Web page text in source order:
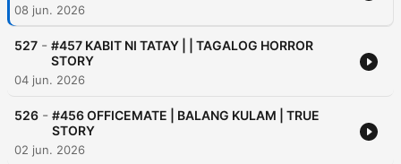
08 jun. 2026
527 - #457 KABIT NI TATAY | | TAGALOG HORROR
STORY
04 jun. 2026
526 - #456 OFFICEMATE | BALANG KULAM | TRUE
STORY
02 jun. 2026